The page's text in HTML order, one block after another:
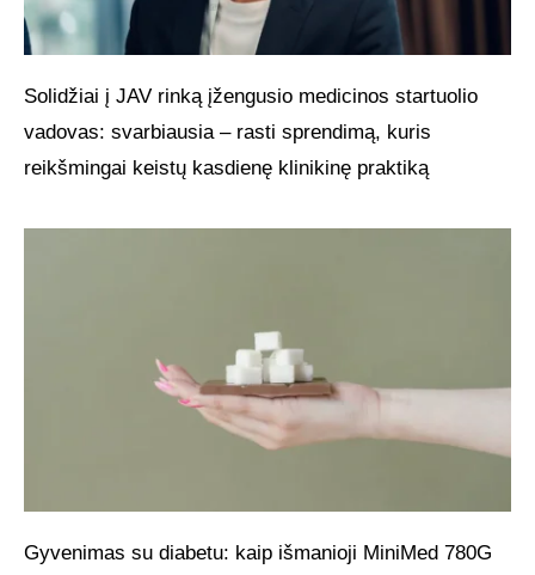
Solidžiai į JAV rinką įžengusio medicinos startuolio
vadovas: svarbiausia – rasti sprendimą, kuris
reikšmingai keistų kasdienę klinikinę praktiką
Gyvenimas su diabetu: kaip išmanioji MiniMed 780G